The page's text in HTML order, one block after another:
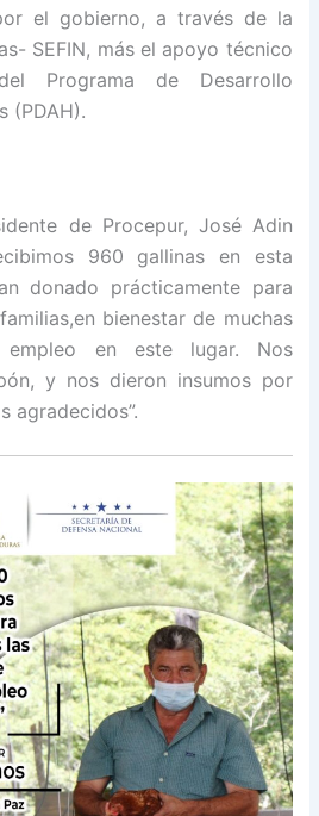
el gobierno, a través de la
SEFIN, más el apoyo técnico
Programa de Desarrollo
(PDAH).
de Procepur, José Adin
960 gallinas en esta
donado prácticamente para
bienestar de muchas
en este lugar. Nos
y nos dieron insumos por
agradecidos”.